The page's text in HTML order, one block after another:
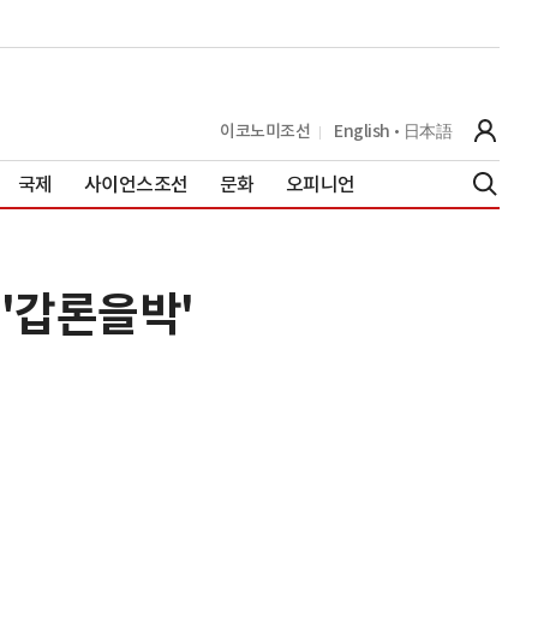
이코노미조선 English 日本語
국제 사이언스조선 문화 오피니언
갑론을박'